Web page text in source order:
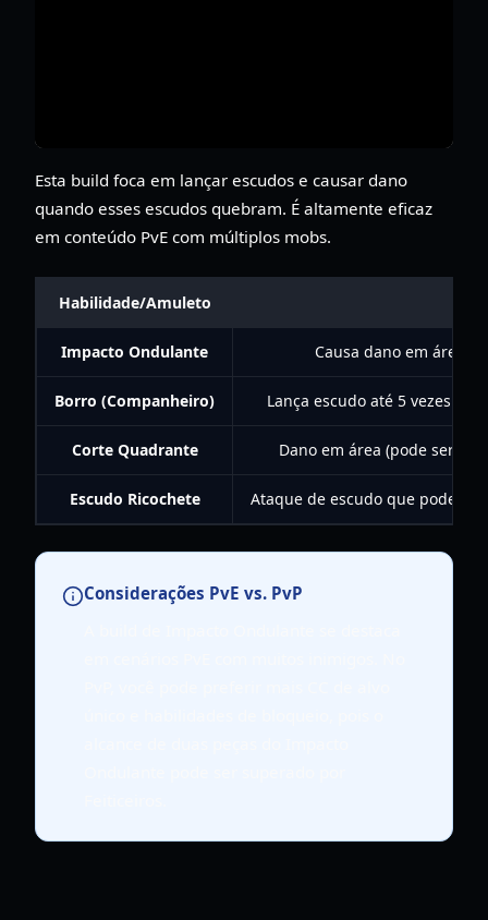
Esta build foca em lançar escudos e causar dano
quando esses escudos quebram. É altamente eficaz
em conteúdo PvE com múltiplos mobs.
Habilidade/Amuleto
Impacto Ondulante Causa dano em área
Borro (Companheiro) Lança escudo até 5 vezes
Corte Quadrante Dano em área (pode ser
Escudo Ricochete Ataque de escudo que pode
Considerações PvE vs. PvP